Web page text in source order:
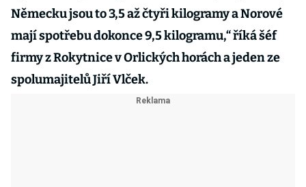
Německu jsou to 3,5 až čtyři kilogramy a Norové
mají spotřebu dokonce 9,5 kilogramu,“ říká šéf
firmy z Rokytnice v Orlických horách a jeden ze
spolumajitelů Jiří Vlček.